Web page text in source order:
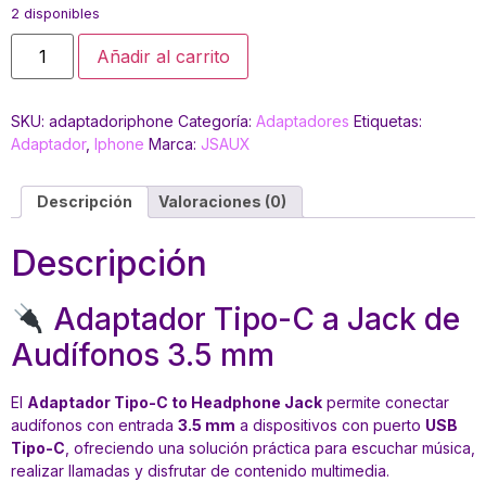
2 disponibles
Añadir al carrito
SKU: adaptadoriphone Categoría: Adaptadores Etiquetas:
Adaptador, Iphone Marca: JSAUX
Descripción Valoraciones (0)
Descripción
Adaptador Tipo-C a Jack de
Audífonos 3.5 mm
El Adaptador Tipo-C to Headphone Jack permite conectar
audífonos con entrada 3.5 mm a dispositivos con puerto USB
Tipo-C , ofreciendo una solución práctica para escuchar música,
realizar llamadas y disfrutar de contenido multimedia.